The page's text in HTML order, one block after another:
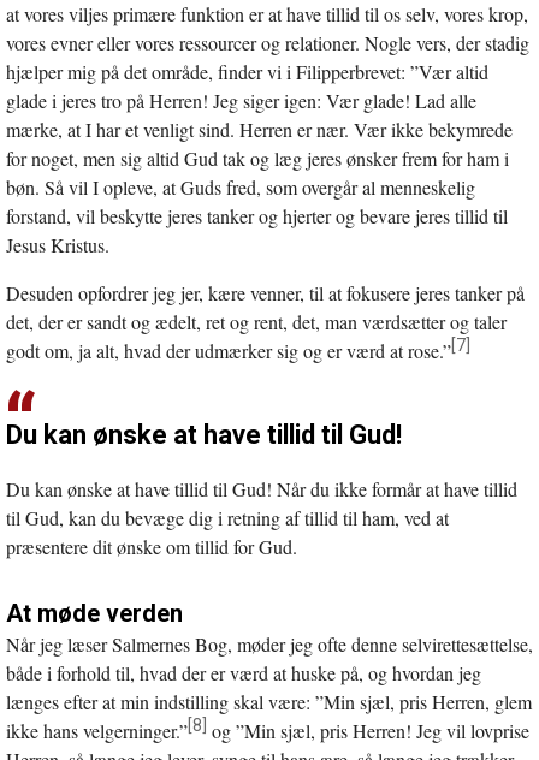
at vores viljes primære funktion er at have tillid til os selv, vores krop,
vores evner eller vores ressourcer og relationer. Nogle vers, der stadig
hjælper mig på det område, finder vi i Filipperbrevet: ”Vær altid
glade i jeres tro på Herren! Jeg siger igen: Vær glade! Lad alle
mærke, at I har et venligt sind. Herren er nær. Vær ikke bekymrede
for noget, men sig altid Gud tak og læg jeres ønsker frem for ham i
bøn. Så vil I opleve, at Guds fred, som overgår al menneskelig
forstand, vil beskytte jeres tanker og hjerter og bevare jeres tillid til
Jesus Kristus.
Desuden opfordrer jeg jer, kære venner, til at fokusere jeres tanker på
det, der er sandt og ædelt, ret og rent, det, man værdsætter og taler
godt om, ja alt, hvad der udmærker sig og er værd at rose.” [7]
Du kan ønske at have tillid til Gud!
Du kan ønske at have tillid til Gud! Når du ikke formår at have tillid
til Gud, kan du bevæge dig i retning af tillid til ham, ved at
præsentere dit ønske om tillid for Gud.
At møde verden
Når jeg læser Salmernes Bog, møder jeg ofte denne selvirettesættelse,
både i forhold til, hvad der er værd at huske på, og hvordan jeg
længes efter at min indstilling skal være: ”Min sjæl, pris Herren, glem
ikke hans velgerninger.” [8] og ”Min sjæl, pris Herren! Jeg vil lovprise